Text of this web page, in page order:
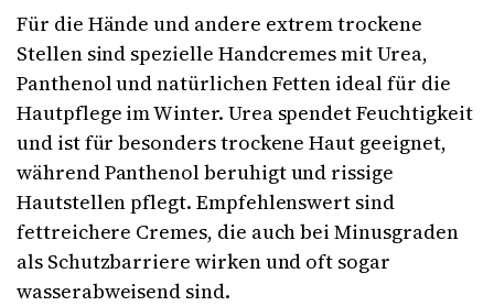
Für die Hände und andere extrem trockene
Stellen sind spezielle Handcremes mit Urea,
Panthenol und natürlichen Fetten ideal für die
Hautpflege im Winter. Urea spendet Feuchtigkeit
und ist für besonders trockene Haut geeignet,
während Panthenol beruhigt und rissige
Hautstellen pflegt. Empfehlenswert sind
fettreichere Cremes, die auch bei Minusgraden
als Schutzbarriere wirken und oft sogar
wasserabweisend sind.